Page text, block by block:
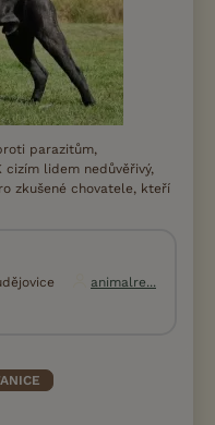
parazitům,
cizím lidem nedůvěřivý,
zkušené chovatele, kteří
animalre...